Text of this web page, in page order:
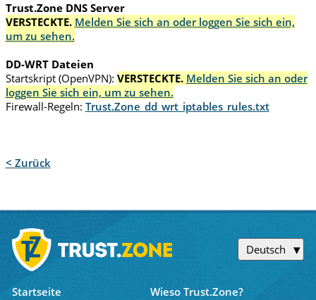
Trust.Zone DNS Server
VERSTECKTE. Melden Sie sich an oder loggen Sie sich ein,
um zu sehen.
DD-WRT Dateien
Startskript (OpenVPN): VERSTECKTE. Melden Sie sich an oder
loggen Sie sich ein, um zu sehen.
Firewall-Regeln: Trust.Zone_dd_wrt_iptables_rules.txt
< Zurück
Deutsch
Startseite
Wieso Trust.Zone?